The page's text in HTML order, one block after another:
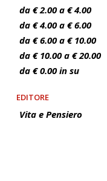
da € 2.00 a € 4.00
da € 4.00 a € 6.00
da € 6.00 a € 10.00
da € 10.00 a € 20.00
da € 0.00 in su
EDITORE
Vita e Pensiero